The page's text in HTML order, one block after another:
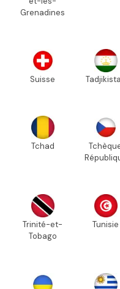
Grenadines
Suisse
Tchad
Trinité-et-
Tobago
Tunisie